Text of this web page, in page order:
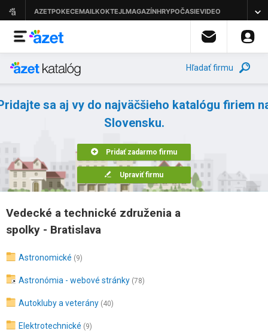
Hľadať firmu
sa aj vy do najväčšieho katalógu firiem
Slovensku.
Pridať zadarmo firmu
Upraviť firmu
Vedecké a technické združenia a
spolky - Bratislava
Astronomické (9)
Astronómia - webové stránky (78)
Autokluby a veterány (40)
Elektrotechnické (9)